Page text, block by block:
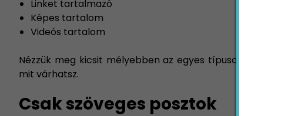
Linket tartalmazó
Képes tartalom
Videós tartalom
Nézzük meg kicsit mélyebben az egyes típusokat, hogy
mit várhatsz.
Csak szöveges posztok